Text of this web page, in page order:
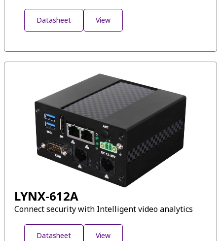
Datasheet View
LYNX-612A
Connect security with Intelligent video analytics
Datasheet View